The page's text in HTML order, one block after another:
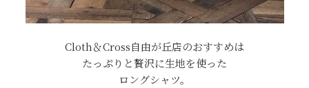
Cloth＆Cross自由が丘店のおすすめは
たっぷりと贅沢に生地を使った
ロングシャツ。